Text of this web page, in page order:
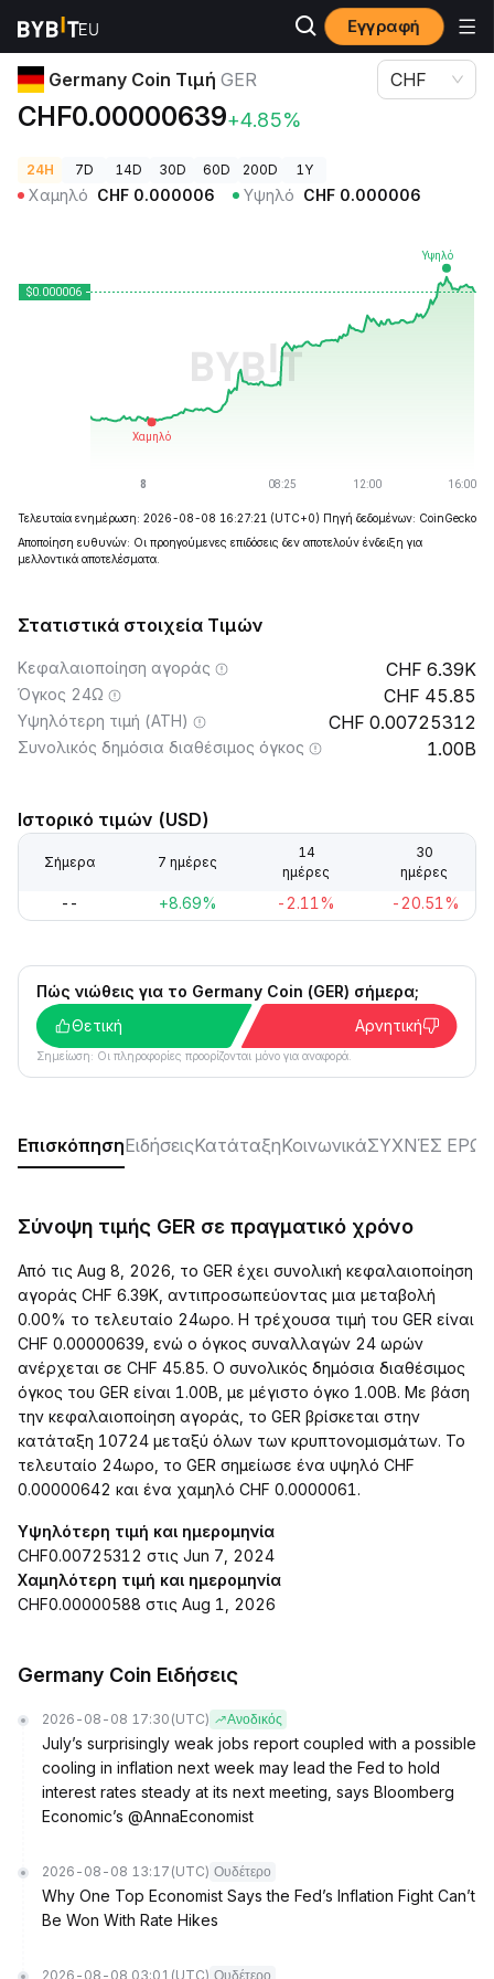
Εγγραφή
Τιμές Κρυπτονομισμάτων Germany Coin Τιμή GER
Germany Coin Τιμή GER
CHF0.00000639+4.85%
CHF
24H 7D 14D 30D 60D 200D 1Y
Χαμηλό CHF 0.000006 Υψηλό CHF 0.000006
Τελευταία ενημέρωση: 2026-08-08 16:27:21 (UTC+0) Πηγή δεδομένων: CoinGecko
Αποποίηση ευθυνών: Οι προηγούμενες επιδόσεις δεν αποτελούν ένδειξη για
μελλοντικά αποτελέσματα.
Στατιστικά στοιχεία Τιμών
Κεφαλαιοποίηση αγοράς 6.39K
Όγκος 24Ω 45.85
Υψηλότερη τιμή (ATH) 0.00725312
Συνολικός δημόσια διαθέσιμος όγκος 1.00B
Ιστορικό τιμών (USD)
Σήμερα 7 ημέρες
14
ημέρες
30
ημέρες
-- +8.69% -2.11% -20.51%
Πώς νιώθεις για το Germany Coin (GER) σήμερα;
Θετική
Αρνητική
Σημείωση: Οι πληροφορίες προορίζονται μόνο για αναφορά.
ΕπισκόπησηΕιδήσειςΚατάταξηΚοινωνικάΣΥΧΝΈΣ
Σύνοψη τιμής GER σε πραγματικό χρόνο
Από τις Aug 8, 2026, το GER έχει συνολική κεφαλαιοποίηση
αγοράς CHF 6.39K, αντιπροσωπεύοντας μια μεταβολή
0.00% το τελευταίο 24ωρο. Η τρέχουσα τιμή του GER είναι
CHF 0.00000639, ενώ ο όγκος συναλλαγών 24 ωρών
ανέρχεται σε CHF 45.85. Ο συνολικός δημόσια διαθέσιμος
όγκος του GER είναι 1.00B, με μέγιστο όγκο 1.00B. Με βάση
την κεφαλαιοποίηση αγοράς, το GER βρίσκεται στην
κατάταξη 10724 μεταξύ όλων των κρυπτονομισμάτων. Το
τελευταίο 24ωρο, το GER σημείωσε ένα υψηλό CHF
0.00000642 και ένα χαμηλό CHF 0.0000061.
Υψηλότερη τιμή και ημερομηνία
CHF0.00725312 στις Jun 7, 2024
Χαμηλότερη τιμή και ημερομηνία
CHF0.00000588 στις Aug 1, 2026
Germany Coin Ειδήσεις
2026-08-08 17:30 (UTC) Ανοδικός
July’s surprisingly weak jobs report coupled with a possible
cooling in inflation next week may lead the Fed to hold
interest rates steady at its next meeting, says Bloomberg
Economic’s @AnnaEconomist
2026-08-08 13:17 (UTC) Ουδέτερο
Why One Top Economist Says the Fed’s Inflation Fight Can’t
Be Won With Rate Hikes
2026-08-08 03:01 (UTC) Ουδέτερο